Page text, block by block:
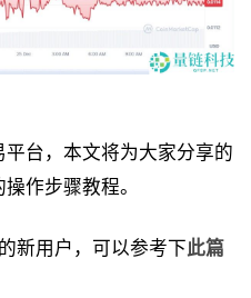
台，本文将为大家分享的
作步骤教程。
新用户，可以参考下此篇